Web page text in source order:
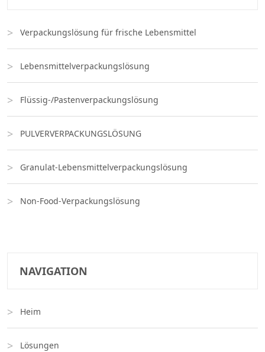
Verpackungslösung für frische Lebensmittel
Lebensmittelverpackungslösung
Flüssig-/Pastenverpackungslösung
PULVERVERPACKUNGSLÖSUNG
Granulat-Lebensmittelverpackungslösung
Non-Food-Verpackungslösung
NAVIGATION
Heim
Lösungen